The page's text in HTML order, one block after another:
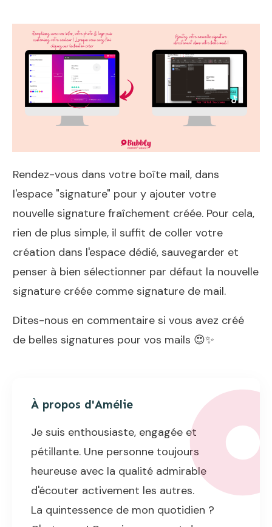
Rendez-vous dans votre boîte mail, dans
l'espace "signature" pour y ajouter votre
nouvelle signature fraîchement créée. Pour cela,
rien de plus simple, il suffit de coller votre
création dans l'espace dédié, sauvegarder et
penser à bien sélectionner par défaut la nouvelle
signature créée comme signature de mail.
Dites-nous en commentaire si vous avez créé
de belles signatures pour vos mails 😍✨
À propos d'Amélie
Je suis enthousiaste, engagée et
pétillante. Une personne toujours
heureuse avec la qualité admirable
d'écouter activement les autres.
La quintessence de mon quotidien ?